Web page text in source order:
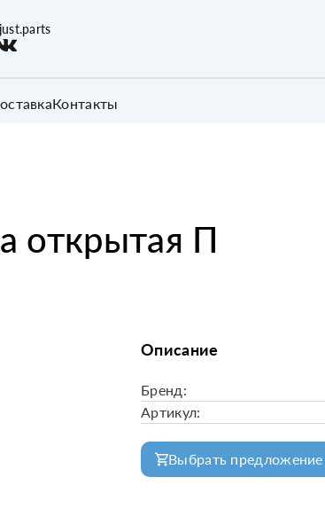
Контакты
открытая П
Описание
Бренд:
Артикул:
Выбрать предложение